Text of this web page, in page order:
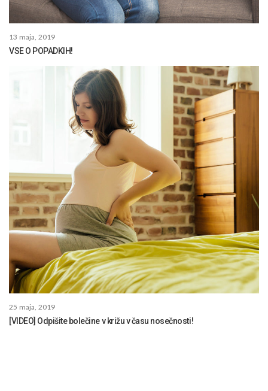
13 maja, 2019
VSE O POPADKIH!
25 maja, 2019
[VIDEO] Odpišite bolečine v križu v času nosečnosti!